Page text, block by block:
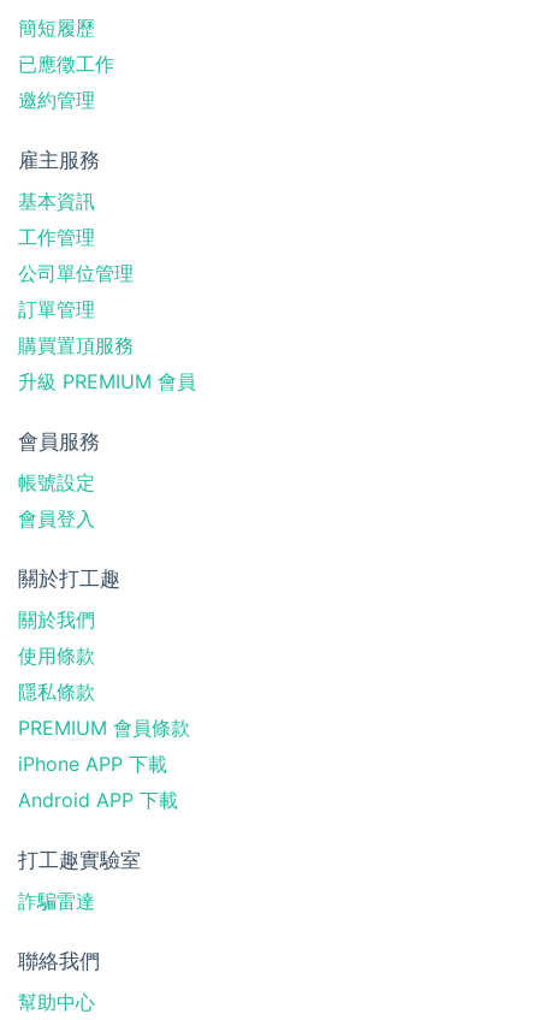
簡短履歷
已應徵工作
邀約管理
雇主服務
基本資訊
工作管理
公司單位管理
訂單管理
購買置頂服務
升級 PREMIUM 會員
會員服務
帳號設定
會員登入
關於打工趣
關於我們
使用條款
隱私條款
PREMIUM 會員條款
iPhone APP 下載
Android APP 下載
打工趣實驗室
詐騙雷達
聯絡我們
幫助中心